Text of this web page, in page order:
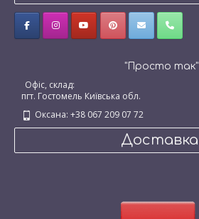
"Просто так"
Офіс, склад:
пгт. Гостомель Київська обл.
Оксана: +38 067 209 07 72
Доставка